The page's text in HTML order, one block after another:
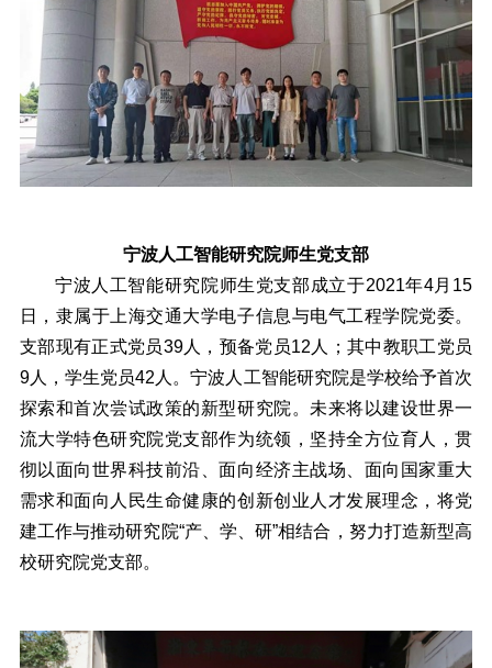
宁波人工智能研究院师生党支部
宁波人工智能研究院师生党支部成立于2021年4月15
日，隶属于上海交通大学电子信息与电气工程学院党委。
支部现有正式党员39人，预备党员12人；其中教职工党员
9人，学生党员42人。宁波人工智能研究院是学校给予首次
探索和首次尝试政策的新型研究院。未来将以建设世界一
流大学特色研究院党支部作为统领，坚持全方位育人，贯
彻以面向世界科技前沿、面向经济主战场、面向国家重大
需求和面向人民生命健康的创新创业人才发展理念，将党
建工作与推动研究院“产、学、研”相结合，努力打造新型高
校研究院党支部。